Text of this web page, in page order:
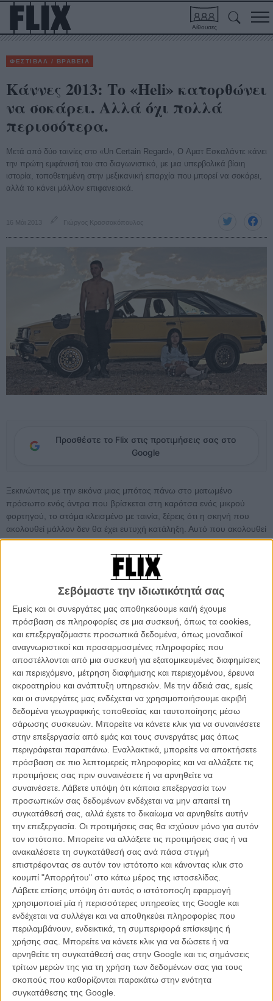
Σεβόμαστε την ιδιωτικότητά σας
Εμείς και οι συνεργάτες μας αποθηκεύουμε και/ή έχουμε
πρόσβαση σε πληροφορίες σε μια συσκευή, όπως τα cookies,
και επεξεργαζόμαστε προσωπικά δεδομένα, όπως μοναδικοί
αναγνωριστικοί και προσαρμοσμένες πληροφορίες που
αποστέλλονται από μια συσκευή για εξατομικευμένες διαφημίσεις
και περιεχόμενο, μέτρηση διαφήμισης και περιεχομένου, έρευνα
ακροατηρίου και ανάπτυξη υπηρεσιών. Με την άδειά σας, εμείς
και οι συνεργάτες μας ενδέχεται να χρησιμοποιήσουμε ακριβή
δεδομένα γεωγραφικής τοποθεσίας και ταυτοποίησης μέσω
σάρωσης συσκευών. Μπορείτε να κάνετε κλικ για να συναινέσετε
στην επεξεργασία από εμάς και τους συνεργάτες μας όπως
περιγράφεται παραπάνω. Εναλλακτικά, μπορείτε να αποκτήσετε
πρόσβαση σε πιο λεπτομερείς πληροφορίες και να αλλάξετε τις
προτιμήσεις σας πριν συναινέσετε ή να αρνηθείτε να
συναινέσετε. Λάβετε υπόψη ότι κάποια επεξεργασία των
προσωπικών σας δεδομένων ενδέχεται να μην απαιτεί τη
συγκατάθεσή σας, αλλά έχετε το δικαίωμα να αρνηθείτε αυτήν
την επεξεργασία. Οι προτιμήσεις σας θα ισχύουν μόνο για αυτόν
τον ιστότοπο. Μπορείτε να αλλάξετε τις προτιμήσεις σας ή να
ανακαλέσετε τη συγκατάθεσή σας ανά πάσα στιγμή
επιστρέφοντας σε αυτόν τον ιστότοπο και κάνοντας κλικ στο
κουμπί "Απορρήτου" στο κάτω μέρος της ιστοσελίδας.
Λάβετε επίσης υπόψη ότι αυτός ο ιστότοπος/η εφαρμογή
χρησιμοποιεί μία ή περισσότερες υπηρεσίες της Google και
ενδέχεται να συλλέγει και να αποθηκεύει πληροφορίες που
περιλαμβάνουν, ενδεικτικά, τη συμπεριφορά επίσκεψης ή
χρήσης σας. Μπορείτε να κάνετε κλικ για να δώσετε ή να
αρνηθείτε τη συγκατάθεσή σας στην Google και τις σημάνσεις
τρίτων μερών της για τη χρήση των δεδομένων σας για τους
σκοπούς που καθορίζονται παρακάτω στην ενότητα
συγκατάθεσης της Google.
Αίθουσες
ΦΕΣΤΙΒΑΛ / ΒΡΑΒΕΙΑ
Κάννες 2013: Το «Heli» κατορθώνει
να σοκάρει. Αλλά όχι πολλά
περισσότερα.
Μετά από δύο ταινίες στο «Un Certain Regard», O Αματ Εσκαλάντε κάνει
την πρώτη εμφάνισή του στο διαγωνιστικό, με μια υπερβολικά βίαιη
ιστορία, τοποθετημένη στην μεξικανική επαρχία που μπορεί να σοκάρει,
αλλά το κάνει μάλλον επιφανειακά.
16 Μάι 2013 Γιώργος Κρασσακόπουλος
Προσθέστε το Flix στις προτιμήσεις σας στο
Google
Ξεκινώντας με την εικόνα μιας μπότας πάνω στο ματωμένο
πρόσωπο ενός άντρα που βρίσκεται στη καρότσα ενός μικρού
φορτηγού, το στόμα κλεισμένο με ταινία, ξέρεις ότι η σκηνή που
ακολουθεί μάλλον δεν θα έχει ευτυχή κατάληξη. Αυτό που ακολουθεί
είναι ένα εντυπωσιακό και σοκαριστικό μονοπλάνο, που κλείνει με
τον δημόσιο απαγχονισμό σε μια πεζογέφυρα του δρόμου, του ενός
από τους δύο άντρες που βρίσκονται δεμένοι, χτυπημένοι,
Το ποιοι ήταν και το πως βρέθηκαν εκεί, θα το ανακαλύψουμε
σχεδόν μετά από μία ώρα, αφού πρώτα γνωρίσουμε τον Ελι, έναν
νεαρό άντρα που ζει σε ένα φτωχικό σπίτι με την γυναίκα και το
μωρό τους, τον πατέρα του και την δωδεκάχρονη αδελφή του
Εστέλα. Εκείνη ερωτευμένη τρελά με έναν δεκαεφτάχρονο
εκπαιδευόμενο αστυνομικό, ονειρεύεται να τον παντρευτεί και να
φύγει μακριά, μόνο που φυσικά ένα τέτοιο ρομαντικό όνειρο δεν
μπορεί προφανώς να έχει ευτυχή κατάληξη σε μια ταινία σαν αυτή.
Αντίθετα οι ανώριμες επιλογές τους κι ο τρόπος που αποφασίζουν
να βγάλουν χρήματα, θα έχουν τραγικές συνέπειες όχι μόνο για τους
ίδιους μα και για ολόκληρη την οικογένεια της Εστέλα.
Ο Εσκαλάντε λέει (και προφανώς κάτι τέτοιο είναι πλέον κοινή
γνώση), πως η περιοχή στην οποία γυρίστηκε η ταινία είναι στο
έλεος της βίας των συμμοριών ναρκωτικών και πως τέτοιου είδους
δημόσιοι απαγχονισμοί, ή δολοφονίες και κάθε είδους βιαιοπραγίες